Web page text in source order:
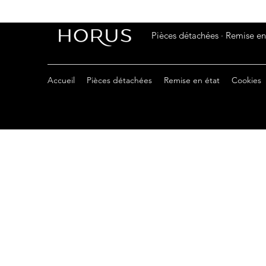
Pièces détachées · Remise
Accueil Pièces détachées Remise en état Cookies